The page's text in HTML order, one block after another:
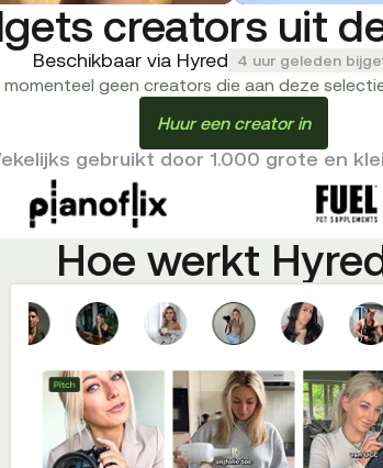
creators uit
Beschikbaar via Hyred 4 uur geleden
momenteel geen creators die aan deze
Huur een creator in
gebruikt door 1.000 grote en
Hoe werkt